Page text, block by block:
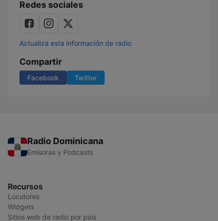
Redes sociales
Actualiza esta información de radio
Compartir
Facebook Twitter
Radio Dominicana
Emisoras y Podcasts
Recursos
Locutores
Widgets
Sitios web de radio por país